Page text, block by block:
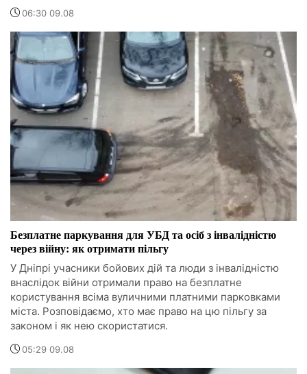
06:30 09.08
Безплатне паркування для УБД та осіб з інвалідністю
через війну: як отримати пільгу
У Дніпрі учасники бойових дій та люди з інвалідністю
внаслідок війни отримали право на безплатне
користування всіма вуличними платними парковками
міста. Розповідаємо, хто має право на цю пільгу за
законом і як нею скористатися.
05:29 09.08